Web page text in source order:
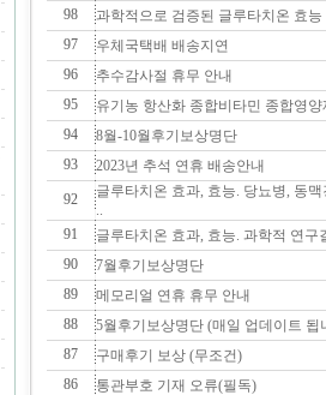
98
과학적으로 검증된 글루타치온 효능
97
우체국택배 배송지연
96
추수감사절 휴무 안내
95
유기농 항산화 종합비타민 종합영양
94
8월-10월후기보상명단
93
2023년 추석 연휴 배송안내
92
글루타치온 효과, 효능. 당뇨병, 동
..
91
글루타치온 효과, 효능. 과학적 연구
90
7월후기보상명단
89
메모리얼 연휴 휴무 안내
88
5월후기보상명단 (매일 업데이트 됩
87
구매후기 보상 (무조건)
86
통관부호 기재 오류(필독)